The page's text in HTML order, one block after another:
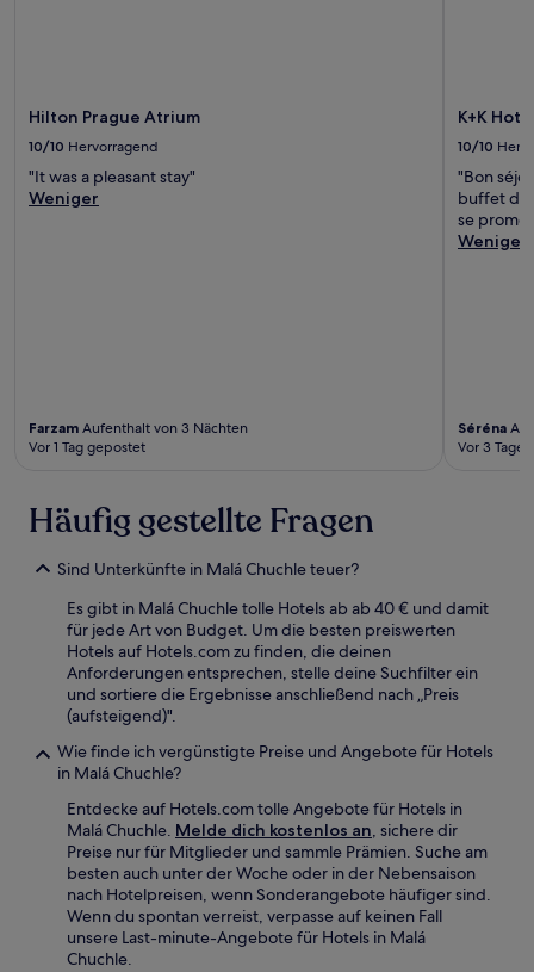
Hilton Prague Atrium
10/10 Hervorragend
"It was a pleasant stay"
Weniger
Farzam Aufenthalt von 3 Nächten
Vor 1 Tag gepostet
K+K
10/10
"Bon
buffet du
se
Weniger
Séréna
Vor 3
Häufig gestellte Fragen
Sind Unterkünfte in Malá Chuchle teuer?
Es gibt in Malá Chuchle tolle Hotels ab ab 40 € und damit
für jede Art von Budget. Um die besten preiswerten
Hotels auf Hotels.com zu finden, die deinen
Anforderungen entsprechen, stelle deine Suchfilter ein
und sortiere die Ergebnisse anschließend nach „Preis
(aufsteigend)".
Wie finde ich vergünstigte Preise und Angebote für Hotels
in Malá Chuchle?
Entdecke auf Hotels.com tolle Angebote für Hotels in
Malá Chuchle. Melde dich kostenlos an, sichere dir
Preise nur für Mitglieder und sammle Prämien. Suche am
besten auch unter der Woche oder in der Nebensaison
nach Hotelpreisen, wenn Sonderangebote häufiger sind.
Wenn du spontan verreist, verpasse auf keinen Fall
unsere Last-minute-Angebote für Hotels in Malá
Chuchle.